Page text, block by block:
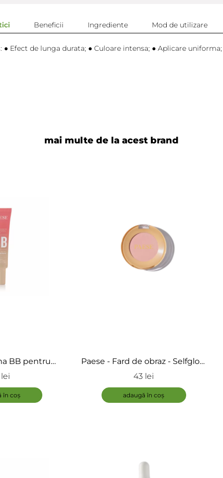
Beneficii Ingrediente Mod de utilizare
● Efect de lunga durata; ● Culoare intensa; ● Aplicare
mai multe de la acest brand
BB pentru
cu Acid
în coș
Paese - Fard de obraz - Selfglow
Blush
43 lei
adaugă în coș